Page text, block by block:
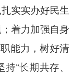
实实办好民生
着力加强自身
能力，树好清
“长期共存、